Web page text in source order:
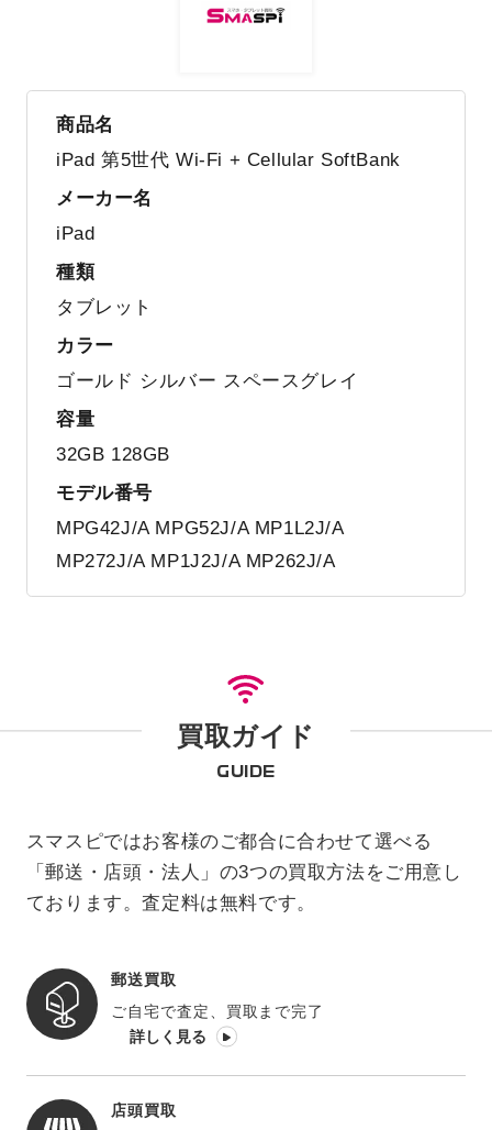
商品名
iPad 第5世代 Wi-Fi + Cellular SoftBank
メーカー名
iPad
種類
タブレット
カラー
ゴールド シルバー スペースグレイ
容量
32GB 128GB
モデル番号
MPG42J/A MPG52J/A MP1L2J/A
MP272J/A MP1J2J/A MP262J/A
買取ガイド
GUIDE
スマスピではお客様のご都合に合わせて選べる
「郵送・店頭・法人」の3つの買取方法をご用意し
ております。査定料は無料です。
郵送買取
ご自宅で査定、買取まで完了
詳しく見る
店頭買取